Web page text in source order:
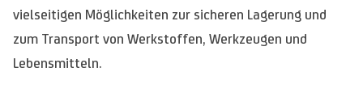
vielseitigen Möglichkeiten zur sicheren Lagerung und
zum Transport von Werkstoffen, Werkzeugen und
Lebensmitteln.